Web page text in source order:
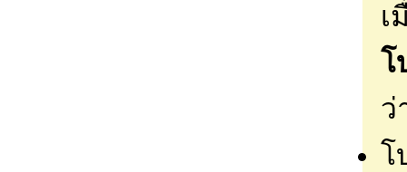
เ
โ
ว่
โ